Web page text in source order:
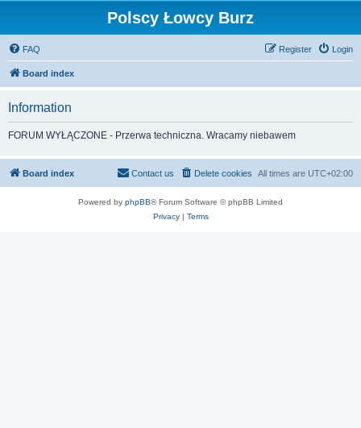
Polscy Łowcy Burz
FAQ Login
Register
Board index
Information
FORUM WYŁĄCZONE - Przerwa techniczna. Wracamy niebawem
Board index All times are UTC+02:00
Delete cookies
Contact us
Powered by phpBB® Forum Software © phpBB Limited
Privacy| Terms